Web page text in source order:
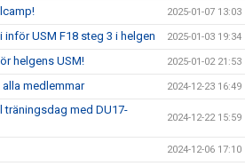
2025-01-07 13:03
USM F18 steg 3 i helgen 2025-01-03 19:34
helgens USM! 2025-01-02 21:53
medlemmar 2024-12-23 16:49
träningsdag med DU17-
2024-12-22 15:59
2024-12-06 17:10